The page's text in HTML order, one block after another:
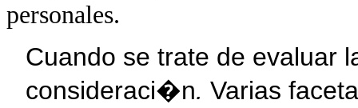
personales.
Cuando se trate de evaluar
consideraci�n. Varias